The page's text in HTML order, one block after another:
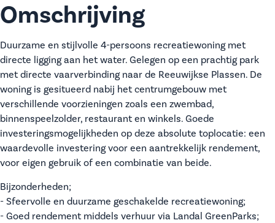
Omschrijving
Duurzame en stijlvolle 4-persoons recreatiewoning met
directe ligging aan het water. Gelegen op een prachtig park
met directe vaarverbinding naar de Reeuwijkse Plassen. De
woning is gesitueerd nabij het centrumgebouw met
verschillende voorzieningen zoals een zwembad,
binnenspeelzolder, restaurant en winkels. Goede
investeringsmogelijkheden op deze absolute toplocatie: een
waardevolle investering voor een aantrekkelijk rendement,
voor eigen gebruik of een combinatie van beide.
Bijzonderheden;
- Sfeervolle en duurzame geschakelde recreatiewoning;
- Goed rendement middels verhuur via Landal GreenParks;